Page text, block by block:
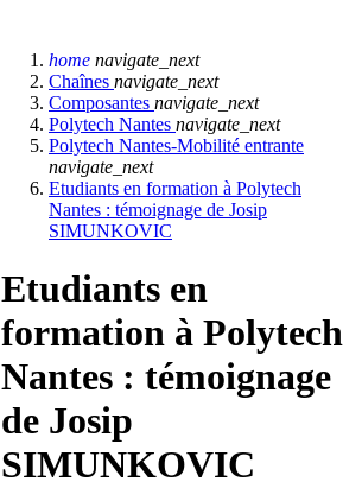
home navigate_next
Chaînes navigate_next
Composantes navigate_next
Polytech Nantes navigate_next
Polytech Nantes-Mobilité entrante
navigate_next
Etudiants en formation à Polytech
Nantes : témoignage de Josip
SIMUNKOVIC
Etudiants en
formation à Polytech
Nantes : témoignage
de Josip
SIMUNKOVIC